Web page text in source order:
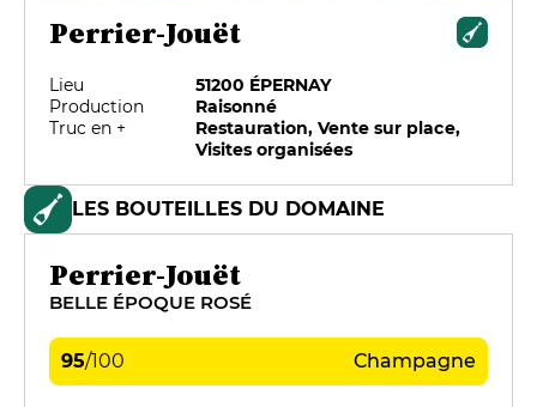
Perrier-Jouët
Lieu
51200 ÉPERNAY
Production
Raisonné
Truc en +
Restauration, Vente sur place,
Visites organisées
LES BOUTEILLES DU DOMAINE
Perrier-Jouët
BELLE ÉPOQUE ROSÉ
95/100 Champagne